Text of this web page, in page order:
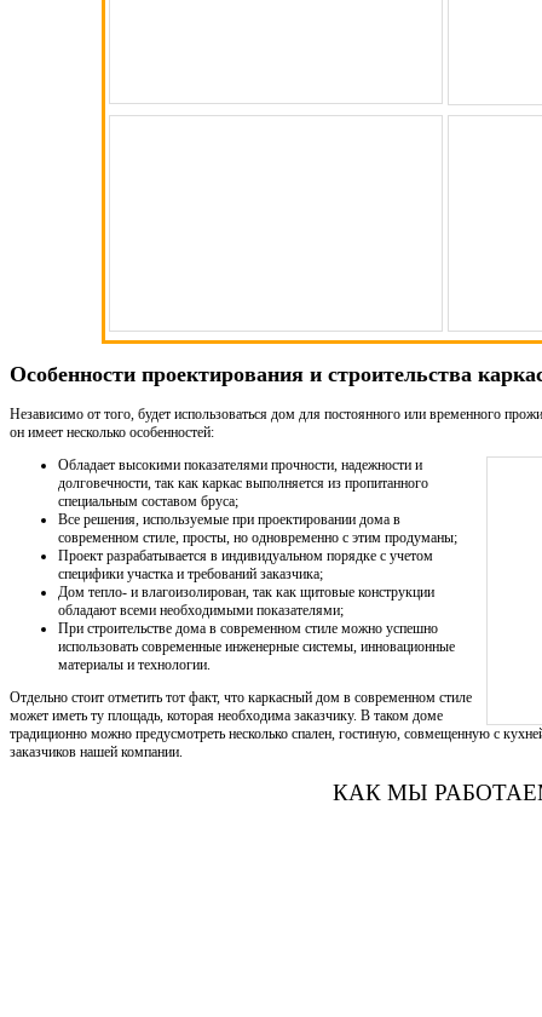
Особенности проектирования и строительства
Независимо от того, будет использоваться дом для постоянного или временного
он имеет несколько особенностей:
Обладает высокими показателями прочности, надежности и
долговечности, так как каркас выполняется из пропитанного
специальным составом бруса;
Все решения, используемые при проектировании дома в
современном стиле, просты, но одновременно с этим продуманы;
Проект разрабатывается в индивидуальном порядке с учетом
специфики участка и требований заказчика;
Дом тепло- и влагоизолирован, так как щитовые конструкции
обладают всеми необходимыми показателями;
При строительстве дома в современном стиле можно успешно
использовать современные инженерные системы, инновационные
материалы и технологии.
Отдельно стоит отметить тот факт, что каркасный дом в современном стиле
может иметь ту площадь, которая необходима заказчику. В таком доме
традиционно можно предусмотреть несколько спален, гостиную, совмещенную с
заказчиков нашей компании.
КАК МЫ